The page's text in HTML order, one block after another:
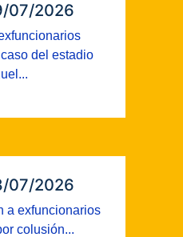
07/2026
del estadio
07/2026
a exfuncionarios
colusión...